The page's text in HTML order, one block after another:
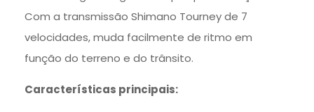
Com a transmissão Shimano Tourney de 7
velocidades, muda facilmente de ritmo em
função do terreno e do trânsito.
Características principais: